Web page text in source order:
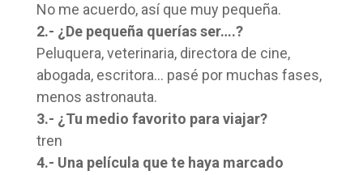
No me acuerdo, así que muy pequeña.
2.- ¿De pequeña querías ser….?
Peluquera, veterinaria, directora de cine,
abogada, escritora… pasé por muchas fases,
menos astronauta.
3.- ¿Tu medio favorito para viajar?
tren
4.- Una película que te haya marcado